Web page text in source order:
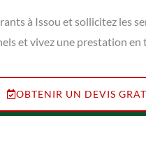
à Issou et sollicitez les
et vivez une prestation
OBTENIR UN DEVIS